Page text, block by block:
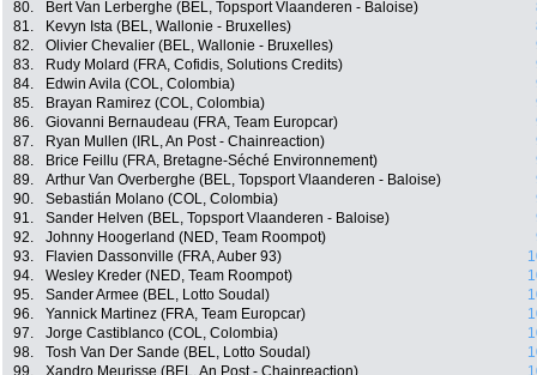
80.
Bert Van Lerberghe (BEL, Topsport Vlaanderen - Baloise)
81.
Kevyn Ista (BEL, Wallonie - Bruxelles)
82.
Olivier Chevalier (BEL, Wallonie - Bruxelles)
83.
Rudy Molard (FRA, Cofidis, Solutions Credits)
84.
Edwin Avila (COL, Colombia)
85.
Brayan Ramirez (COL, Colombia)
86.
Giovanni Bernaudeau (FRA, Team Europcar)
87.
Ryan Mullen (IRL, An Post - Chainreaction)
88.
Brice Feillu (FRA, Bretagne-Séché Environnement)
89.
Arthur Van Overberghe (BEL, Topsport Vlaanderen - Baloise)
90.
Sebastián Molano (COL, Colombia)
91.
Sander Helven (BEL, Topsport Vlaanderen - Baloise)
92.
Johnny Hoogerland (NED, Team Roompot)
93.
Flavien Dassonville (FRA, Auber 93)
94.
Wesley Kreder (NED, Team Roompot)
95.
Sander Armee (BEL, Lotto Soudal)
96.
Yannick Martinez (FRA, Team Europcar)
97.
Jorge Castiblanco (COL, Colombia)
98.
Tosh Van Der Sande (BEL, Lotto Soudal)